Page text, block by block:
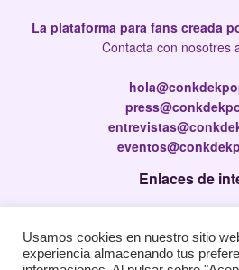
La plataforma para fans creada
Contacta con nosotres
Enlaces de
Política de
Usamos cookies en nuestro sitio
experiencia almacenando tus